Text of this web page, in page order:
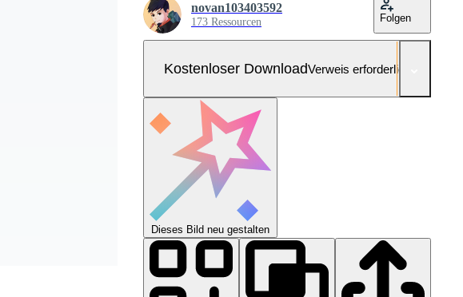
novan103403592
173 Ressourcen Folgen
Kostenloser DownloadVerweis erforderlich
Dieses Bild neu gestalten